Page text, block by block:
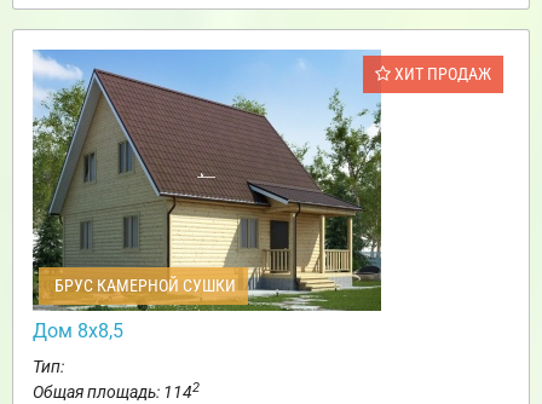
ХИТ ПРОДАЖ
БРУС КАМЕРНОЙ СУШКИ
Дом 8х8,5
Тип:
Общая площадь: 1142